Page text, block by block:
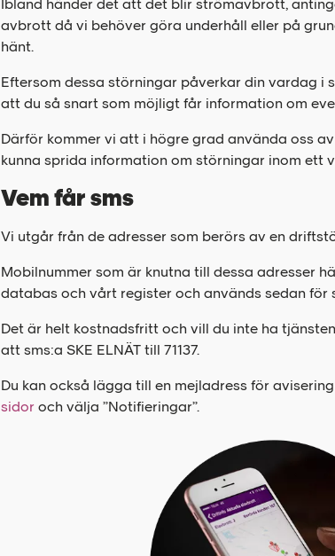
Ibland händer det att det blir strömavbrott,
avbrott då vi behöver göra underhåll eller på
hänt.
Eftersom dessa störningar påverkar din vardag i
att du så snart som möjligt får information om
Därför kommer vi att i högre grad använda oss
kunna sprida information om störningar inom ett
Vem får sms
Vi utgår från de adresser som berörs av en
Mobilnummer som är knutna till dessa adresser
databas och vårt register och används sedan för
Det är helt kostnadsfritt och vill du inte ha
att sms:a SKE ELNÄT till 71137.
Du kan också lägga till en mejladress för
sidor och välja ”Notifieringar”.